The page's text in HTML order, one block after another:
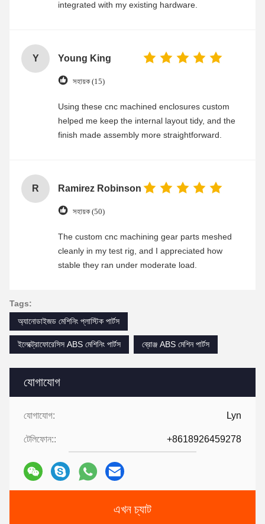
যোগাযোগ
যোগাযোগ: Lyn
টেলিফোন:: +8618926459278
এখন চ্যাট
integrated with my existing hardware.
Y Young King
সহায়ক (15)
Using these cnc machined enclosures custom
helped me keep the internal layout tidy, and the
finish made assembly more straightforward.
R Ramirez Robinson
সহায়ক (50)
The custom cnc machining gear parts meshed
cleanly in my test rig, and I appreciated how
stable they ran under moderate load.
Tags:
অ্যানোডাইজড মেশিনিং প্লাস্টিক পার্টস
ইলেক্ট্রোফোরেসিস ABS মেশিনিং পার্টস ব্রোঞ্জ ABS মেশিন পার্টস